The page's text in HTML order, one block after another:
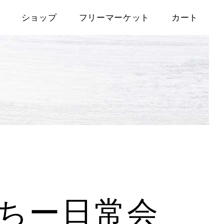
ショップ フリーマーケット カート
ー日常会